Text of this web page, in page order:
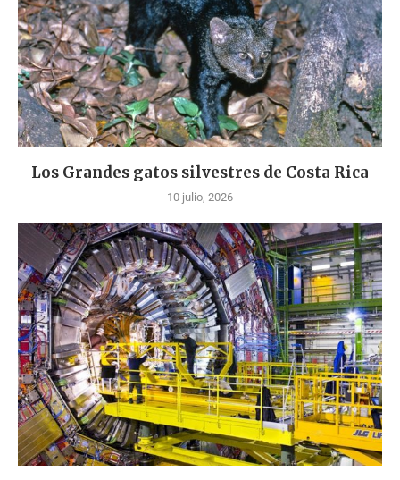
Los Grandes gatos silvestres de Costa Rica
10 julio, 2026